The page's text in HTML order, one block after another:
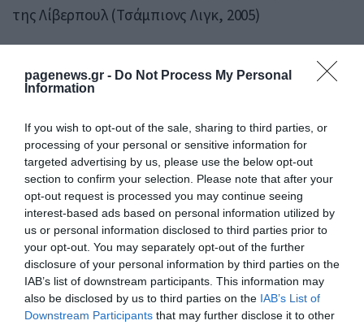
pagenews.gr - Do Not Process My Personal
Information
If you wish to opt-out of the sale, sharing to third parties, or
processing of your personal or sensitive information for
targeted advertising by us, please use the below opt-out
section to confirm your selection. Please note that after your
opt-out request is processed you may continue seeing
interest-based ads based on personal information utilized by
us or personal information disclosed to third parties prior to
your opt-out. You may separately opt-out of the further
disclosure of your personal information by third parties on the
IAB’s list of downstream participants. This information may
also be disclosed by us to third parties on the IAB’s List of
Downstream Participants that may further disclose it to other
της Λίβερπουλ (Τσάμπιονς Λιγκ, 2005)
(Βέρντερ Βρέμης)
δίδυμος αδερφός του Πολ Χαμ, μέλος της
αμερικανικής ολυμπιακής ομάδας (αργυρό
μετάλλιο 2004)
1982 – Πολ Χαμ, Αμερικανός γυμναστής,
ολυμπιονίκης (2004), δίδυμος αδερφός του
προηγούμενου. Κέρδισε και αργυρό μετάλλιο στο
ομαδικό με τον αδερφό του Μόργκαν, το 2004